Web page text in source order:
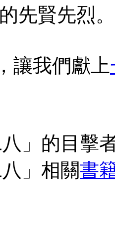
先賢先烈。
我們獻上
八」的目擊
八」相關書